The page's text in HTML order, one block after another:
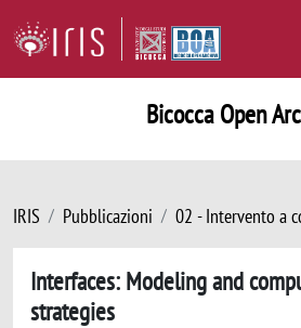
Bicocca Open
IRIS Pubblicazioni 02 - Intervento a
Interfaces: Modeling and
strategies